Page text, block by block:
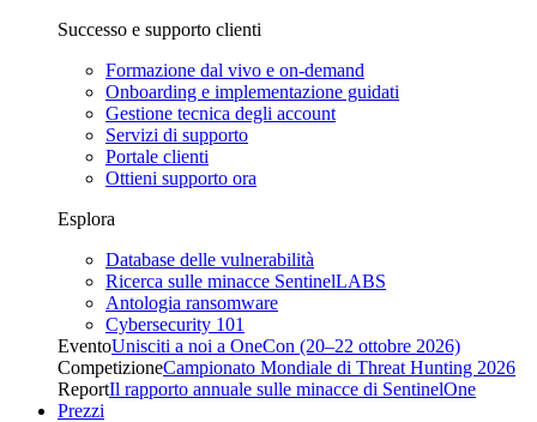
Successo e supporto clienti
Formazione dal vivo e on-demand
Onboarding e implementazione guidati
Gestione tecnica degli account
Servizi di supporto
Portale clienti
Ottieni supporto ora
Esplora
Database delle vulnerabilità
Ricerca sulle minacce SentinelLABS
Antologia ransomware
Cybersecurity 101
EventoUnisciti a noi a OneCon (20–22 ottobre 2026)
CompetizioneCampionato Mondiale di Threat Hunting 2026
ReportIl rapporto annuale sulle minacce di SentinelOne
Prezzi